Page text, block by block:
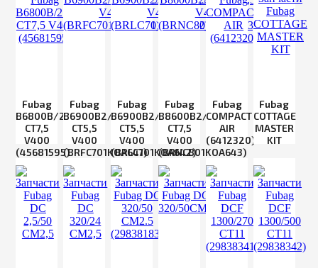
Fubag
B6800B/270
CT7,5
V400
(45681595)
Fubag
B6900B2/100
CT5,5
V400
(BRFC701KOA641)
Fubag
B6900B2/200
CT5,5
V400
(BRLC701KOA642)
Fubag
B8600B2/270
CT7,5
V400
(BRNC801KOA643)
Fubag
COMPACT
AIR
(6412320)
Fubag
COTTAGE
MASTER
KIT